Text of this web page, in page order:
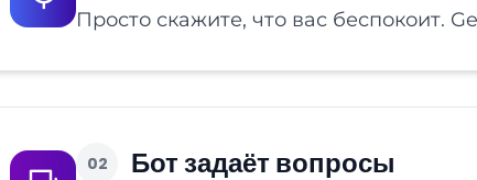
Просто скажите, что вас беспокоит.
02 Бот задаёт вопросы